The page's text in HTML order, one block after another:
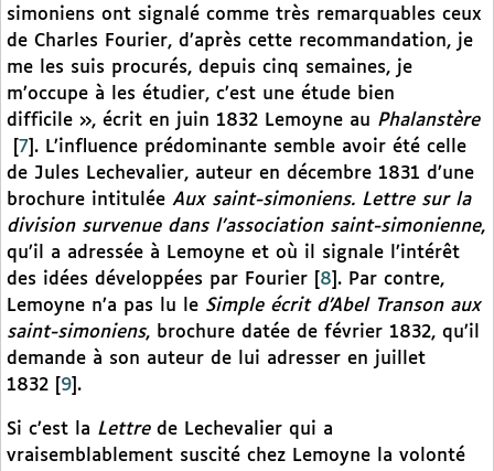
simoniens ont signalé comme très remarquables ceux
de Charles Fourier, d’après cette recommandation, je
me les suis procurés, depuis cinq semaines, je
m’occupe à les étudier, c’est une étude bien
difficile », écrit en juin 1832 Lemoyne au Phalanstère
7 . L’influence prédominante semble avoir été celle
de Jules Lechevalier, auteur en décembre 1831 d’une
brochure intitulée Aux saint-simoniens. Lettre sur la
division survenue dans l’association saint-simonienne,
qu’il a adressée à Lemoyne et où il signale l’intérêt
des idées développées par Fourier
8 . Par contre,
Lemoyne n’a pas lu le Simple écrit d’Abel Transon aux
saint-simoniens, brochure datée de février 1832, qu’il
demande à son auteur de lui adresser en juillet
1832
9 .
Si c’est la Lettrede Lechevalier qui a
vraisemblablement suscité chez Lemoyne la volonté